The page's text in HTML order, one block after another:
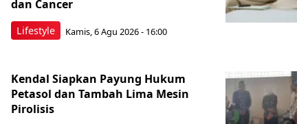
Lifestyle
dan Cancer
Kamis, 6 Agu 2026 - 16:00
Kendal Siapkan Payung Hukum
Petasol dan Tambah Lima Mesin
Pirolisis